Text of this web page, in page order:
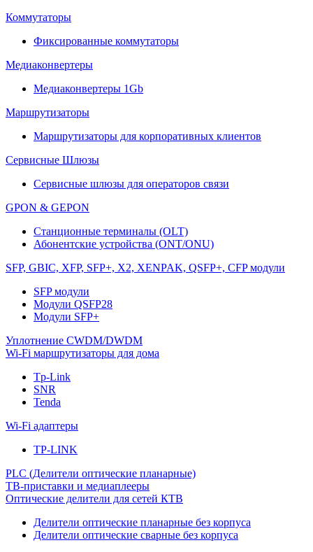
Коммутаторы
Фиксированные коммутаторы
Медиаконвертеры
Медиаконвертеры 1Gb
Маршрутизаторы
Маршрутизаторы для корпоративных клиентов
Сервисные Шлюзы
Сервисные шлюзы для операторов связи
GPON & GEPON
Станционные терминалы (OLT)
Абонентские устройства (ONT/ONU)
SFP, GBIC, XFP, SFP+, X2, XENPAK, QSFP+, CFP модули
SFP модули
Модули QSFP28
Модули SFP+
Уплотнение CWDM/DWDM
Wi-Fi маршрутизаторы для дома
Tp-Link
SNR
Tenda
Wi-Fi адаптеры
TP-LINK
PLC (Делители оптические планарные)
ТВ-приставки и медиаплееры
Оптические делители для сетей КТВ
Делители оптические планарные без корпуса
Делители оптические сварные без корпуса